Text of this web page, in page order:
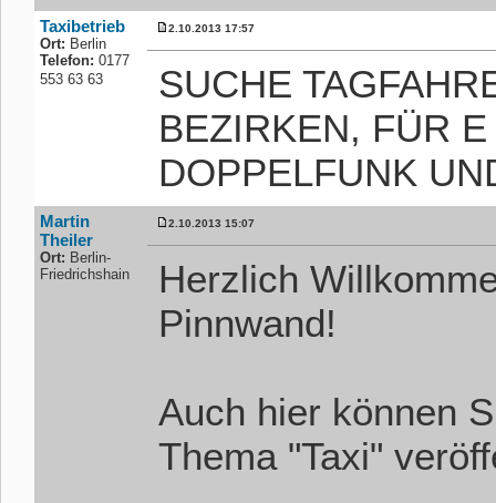
Taxibetrieb
Ort: Berlin
Telefon: 0177
553 63 63
2.10.2013 17:57
SUCHE
BEZIRKEN, FÜR
DOPPELFUNK
Martin
Theiler
Ort: Berlin-
Friedrichshain
2.10.2013 15:07
Herzlich
Pinnwand!
Auch hier können
Thema "Taxi"